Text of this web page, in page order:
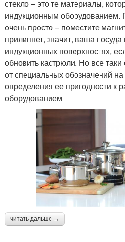
стекло – это те материалы,
индукционным оборудованием.
очень просто – поместите
прилипнет, значит, ваша посуда
индукционных поверхностях,
обновить кастрюли. Но все таки
от специальных обозначений на
определения ее пригодности к
оборудованием
читать дальше →